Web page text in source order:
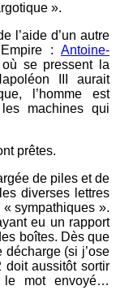
».
l’aide d’un autre
: Antoine-
se pressent la
III aurait
l’homme est
machines qui
prêtes.
de piles et de
diverses lettres
sympathiques ».
eu un rapport
boîtes. Dès que
décharge (si j’ose
doit aussitôt sortir
le mot envoyé…